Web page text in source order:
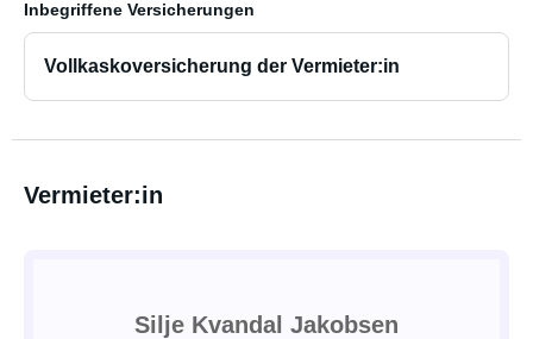
Inbegriffene Versicherungen
Vollkaskoversicherung der Vermieter:in
Vermieter:in
Silje Kvandal Jakobsen